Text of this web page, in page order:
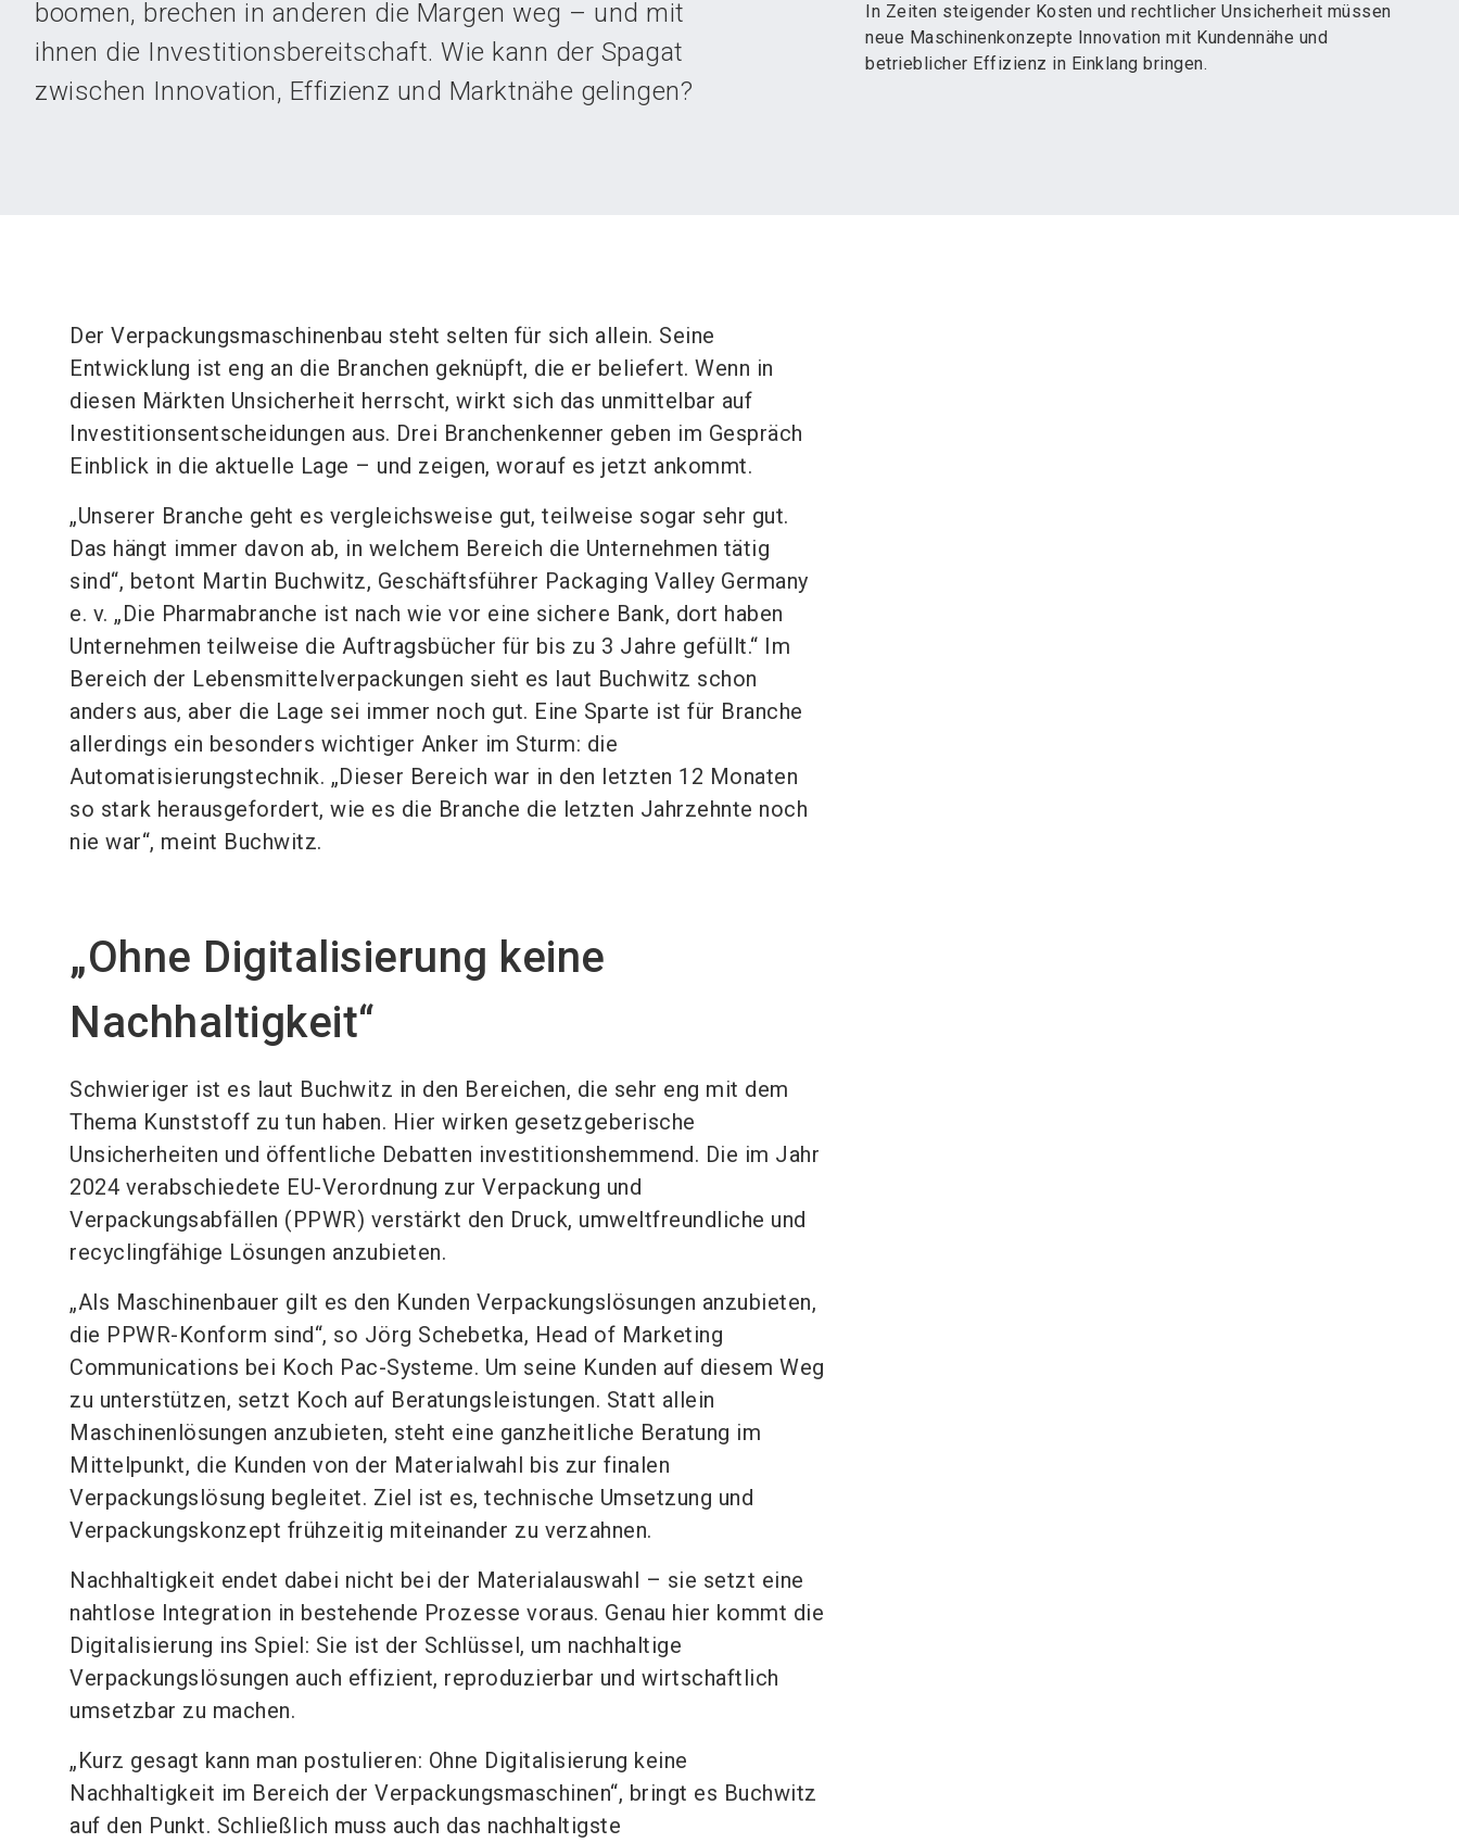
boomen, brechen in anderen die Margen weg – und mit
ihnen die Investitionsbereitschaft. Wie kann der Spagat
zwischen Innovation, Effizienz und Marktnähe gelingen?
In Zeiten steigender Kosten und rechtlicher Unsicherheit müssen
neue Maschinenkonzepte Innovation mit Kundennähe und
betrieblicher Effizienz in Einklang bringen.
Der Verpackungsmaschinenbau steht selten für sich allein. Seine
Entwicklung ist eng an die Branchen geknüpft, die er beliefert. Wenn in
diesen Märkten Unsicherheit herrscht, wirkt sich das unmittelbar auf
Investitionsentscheidungen aus. Drei Branchenkenner geben im Gespräch
Einblick in die aktuelle Lage – und zeigen, worauf es jetzt ankommt.
„Unserer Branche geht es vergleichsweise gut, teilweise sogar sehr gut.
Das hängt immer davon ab, in welchem Bereich die Unternehmen tätig
sind“, betont Martin Buchwitz, Geschäftsführer Packaging Valley Germany
e. v. „Die Pharmabranche ist nach wie vor eine sichere Bank, dort haben
Unternehmen teilweise die Auftragsbücher für bis zu 3 Jahre gefüllt.“ Im
Bereich der Lebensmittelverpackungen sieht es laut Buchwitz schon
anders aus, aber die Lage sei immer noch gut. Eine Sparte ist für Branche
allerdings ein besonders wichtiger Anker im Sturm: die
Automatisierungstechnik. „Dieser Bereich war in den letzten 12 Monaten
so stark herausgefordert, wie es die Branche die letzten Jahrzehnte noch
nie war“, meint Buchwitz.
„Ohne Digitalisierung keine
Nachhaltigkeit“
Schwieriger ist es laut Buchwitz in den Bereichen, die sehr eng mit dem
Thema Kunststoff zu tun haben. Hier wirken gesetzgeberische
Unsicherheiten und öffentliche Debatten investitionshemmend. Die im Jahr
2024 verabschiedete EU-Verordnung zur Verpackung und
Verpackungsabfällen (PPWR) verstärkt den Druck, umweltfreundliche und
recyclingfähige Lösungen anzubieten.
„Als Maschinenbauer gilt es den Kunden Verpackungslösungen anzubieten,
die PPWR-Konform sind“, so Jörg Schebetka, Head of Marketing
Communications bei Koch Pac-Systeme. Um seine Kunden auf diesem Weg
zu unterstützen, setzt Koch auf Beratungsleistungen. Statt allein
Maschinenlösungen anzubieten, steht eine ganzheitliche Beratung im
Mittelpunkt, die Kunden von der Materialwahl bis zur finalen
Verpackungslösung begleitet. Ziel ist es, technische Umsetzung und
Verpackungskonzept frühzeitig miteinander zu verzahnen.
Nachhaltigkeit endet dabei nicht bei der Materialauswahl – sie setzt eine
nahtlose Integration in bestehende Prozesse voraus. Genau hier kommt die
Digitalisierung ins Spiel: Sie ist der Schlüssel, um nachhaltige
Verpackungslösungen auch effizient, reproduzierbar und wirtschaftlich
umsetzbar zu machen.
„Kurz gesagt kann man postulieren: Ohne Digitalisierung keine
Nachhaltigkeit im Bereich der Verpackungsmaschinen“, bringt es Buchwitz
auf den Punkt. Schließlich muss auch das nachhaltigste